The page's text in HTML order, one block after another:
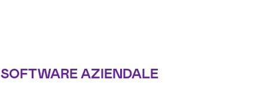
SOFTWARE AZIENDALE